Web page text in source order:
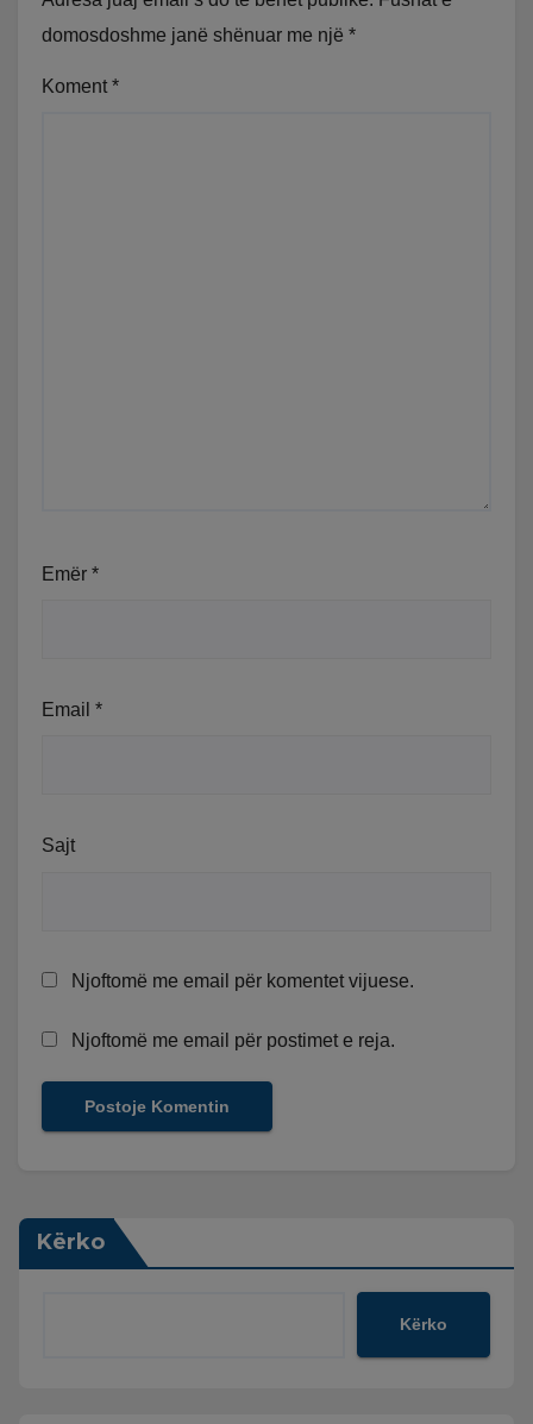
domosdoshme janë shënuar me një *
Koment *
Emër *
Email *
Sajt
Njoftomë me email për komentet vijuese.
Njoftomë me email për postimet e reja.
Kërko
Kërko